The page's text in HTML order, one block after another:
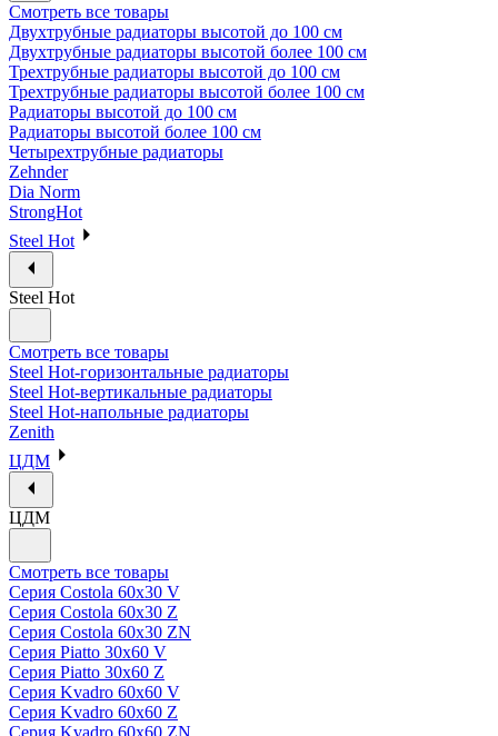
Смотреть все товары
Двухтрубные радиаторы высотой до 100 см
Двухтрубные радиаторы высотой более 100 см
Трехтрубные радиаторы высотой до 100 см
Трехтрубные радиаторы высотой более 100 см
Радиаторы высотой до 100 см
Радиаторы высотой более 100 см
Четырехтрубные радиаторы
Zehnder
Dia Norm
StrongHot
Steel Hot
Steel Hot
Смотреть все товары
Steel Hot-горизонтальные радиаторы
Steel Hot-вертикальные радиаторы
Steel Hot-напольные радиаторы
Zenith
ЦДМ
ЦДМ
Смотреть все товары
Серия Costola 60х30 V
Серия Costola 60х30 Z
Серия Costola 60х30 ZN
Серия Piatto 30х60 V
Серия Piatto 30х60 Z
Серия Kvadro 60х60 V
Серия Kvadro 60х60 Z